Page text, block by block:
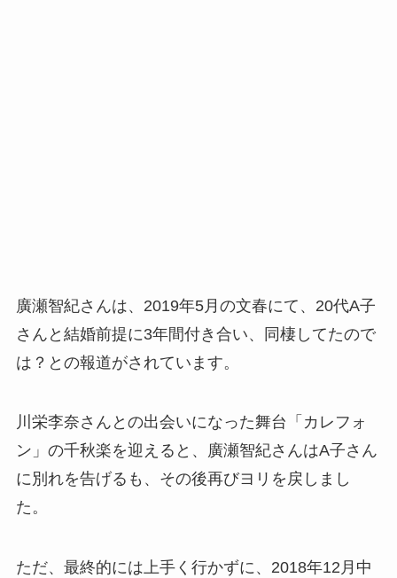
廣瀬智紀さんは、2019年5月の文春にて、20代A子
さんと結婚前提に3年間付き合い、同棲してたので
は？との報道がされています。
川栄李奈さんとの出会いになった舞台「カレフォ
ン」の千秋楽を迎えると、廣瀬智紀さんはA子さん
に別れを告げるも、その後再びヨリを戻しまし
た。
ただ、最終的には上手く行かずに、2018年12月中